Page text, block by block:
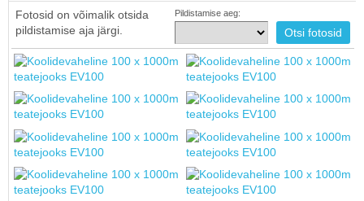
Fotosid on võimalik otsida
pildistamise aja järgi.
Pildistamise aeg: